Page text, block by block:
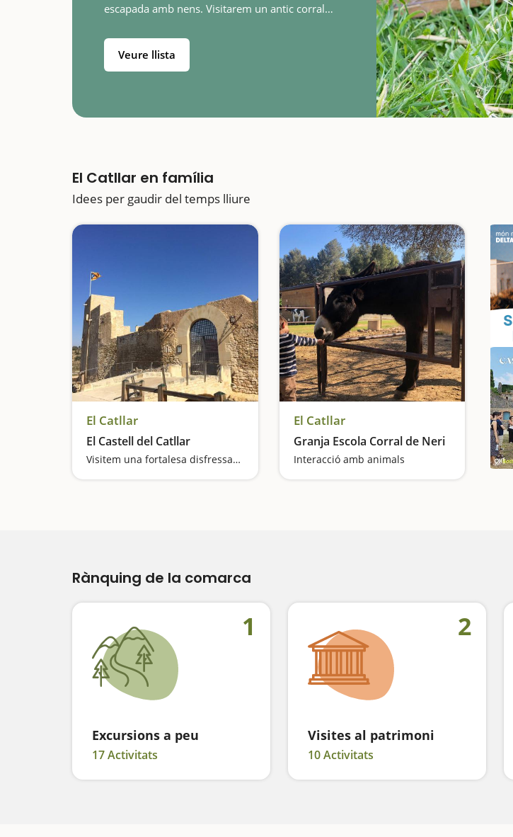
escapada amb nens. Visitarem un antic corral
d'animals enmig del bosc on els més…
Veure llista
El Catllar en família
Idees per gaudir del temps lliure
El Catllar
El Castell del Catllar
Visitem una fortalesa disfressats!
El Catllar
Granja Escola Corral de Neri
Interacció amb animals
Rànquing de la comarca
1
Excursions a peu
17 Activitats
2
Visites al patrimoni
10 Activitats